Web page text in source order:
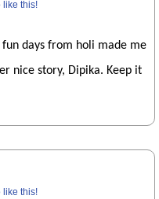
like this!
days from holi made me
nice story, Dipika. Keep it
like this!